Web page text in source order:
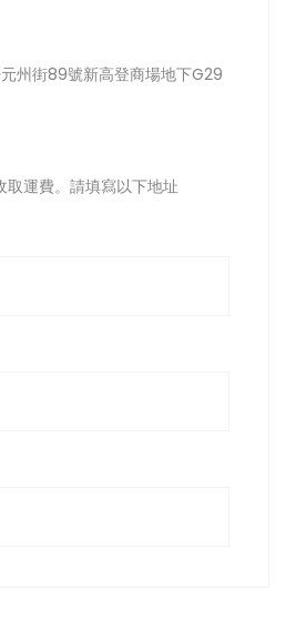
州街89號新高登商場地下G29
運費。請填寫以下地址